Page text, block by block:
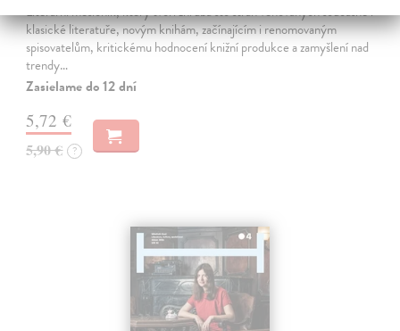
Literární měsíčník, který tvoří zhruba sto stran věnovaných současné i
klasické literatuře, novým knihám, začínajícím i renomovaným
spisovatelům, kritickému hodnocení knižní produkce a zamyšlení nad
trendy…
Zasielame do 12 dní
5,72 €
5,90 € ?